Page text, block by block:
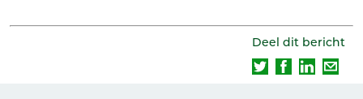
Deel dit bericht